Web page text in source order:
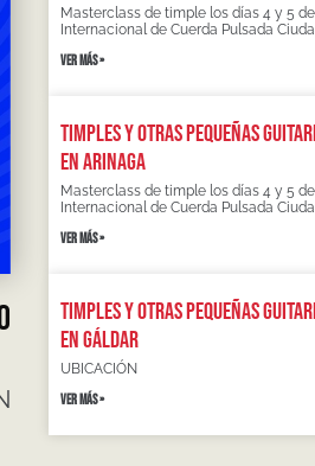
Masterclass de timple los días 4 y 5
Internacional de Cuerda Pulsada
VER MÁS »
Timples y otras pequeñas
en Arinaga
Masterclass de timple los días 4 y 5
Internacional de Cuerda Pulsada
VER MÁS »
Timples y otras pequeñas
en Gáldar
UBICACIÓN
VER MÁS »